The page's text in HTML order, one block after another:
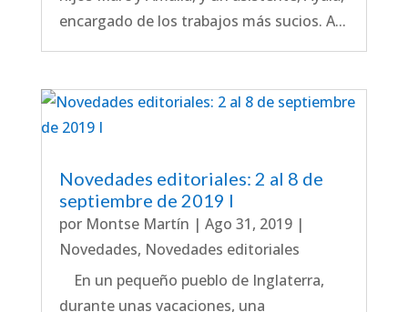
encargado de los trabajos más sucios. A...
Novedades editoriales: 2 al 8 de
septiembre de 2019 I
por Montse Martín | Ago 31, 2019|
Novedades, Novedades editoriales
En un pequeño pueblo de Inglaterra,
durante unas vacaciones, una